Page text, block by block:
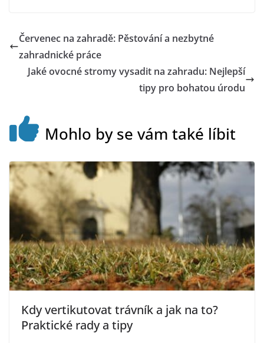
Červenec na zahradě: Pěstování a nezbytné
zahradnické práce
Jaké ovocné stromy vysadit na zahradu: Nejlepší
tipy pro bohatou úrodu
Mohlo by se vám také líbit
Kdy vertikutovat trávník a jak na to?
Praktické rady a tipy